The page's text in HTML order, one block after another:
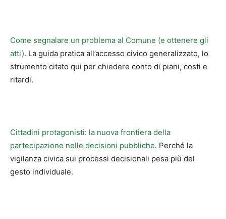
Come segnalare un problema al Comune (e ottenere gli
atti). La guida pratica all’accesso civico generalizzato, lo
strumento citato qui per chiedere conto di piani, costi e
ritardi.
Cittadini protagonisti: la nuova frontiera della
partecipazione nelle decisioni pubbliche. Perché la
vigilanza civica sui processi decisionali pesa più del
gesto individuale.